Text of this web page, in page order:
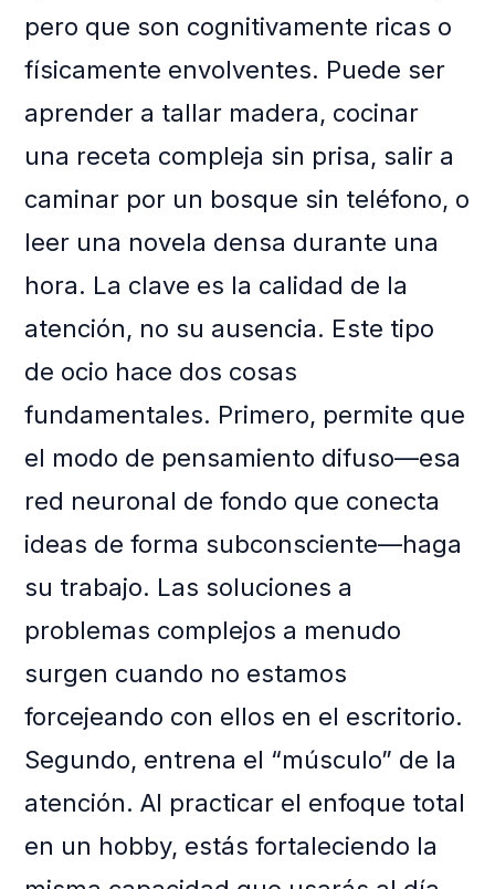
pero que son cognitivamente ricas o
físicamente envolventes. Puede ser
aprender a tallar madera, cocinar
una receta compleja sin prisa, salir a
caminar por un bosque sin teléfono, o
leer una novela densa durante una
hora. La clave es la calidad de la
atención, no su ausencia. Este tipo
de ocio hace dos cosas
fundamentales. Primero, permite que
el modo de pensamiento difuso—esa
red neuronal de fondo que conecta
ideas de forma subconsciente—haga
su trabajo. Las soluciones a
problemas complejos a menudo
surgen cuando no estamos
forcejeando con ellos en el escritorio.
Segundo, entrena el “músculo” de la
atención. Al practicar el enfoque total
en un hobby, estás fortaleciendo la